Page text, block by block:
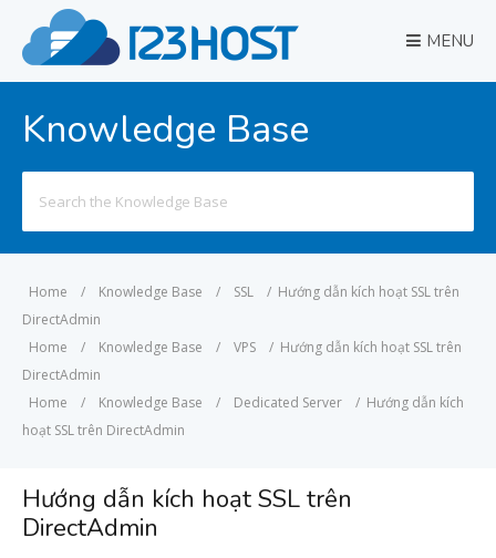
MENU
Knowledge Base
for:
Home / Knowledge Base / SSL / Hướng dẫn kích hoạt SSL trên
DirectAdmin
Home
/ Knowledge Base / VPS / Hướng dẫn kích hoạt SSL trên
DirectAdmin
Home
/ Knowledge Base / Dedicated Server / Hướng dẫn kích
hoạt SSL trên DirectAdmin
Hướng dẫn kích hoạt SSL trên
DirectAdmin